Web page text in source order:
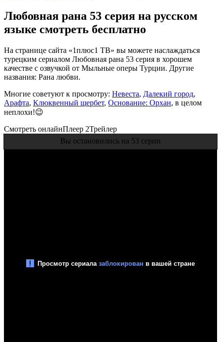
Любовная рана 53 серия на русском
языке смотреть бесплатно
На странице сайта «1плюс1 ТВ» вы можете наслаждаться
турецким сериалом Любовная рана 53 серия в хорошем
качестве с озвучкой от Мыльные оперы Турции. Другие
названия: Рана любви.
Многие советуют к просмотру: Невеста, Далекий город,
Арафта, Клюквенный щербет, Основание: Орхан, в целом
неплохи!😉
Смотреть онлайнПлеер 2Трейлер
Вы остановились на 53 серии